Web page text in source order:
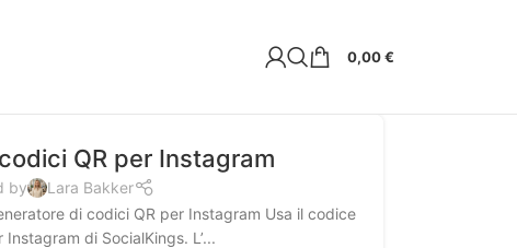
0,00€
QR per Instagram
by
Lara Bakker
di codici QR per Instagram Usa il codice
di SocialKings. L’...